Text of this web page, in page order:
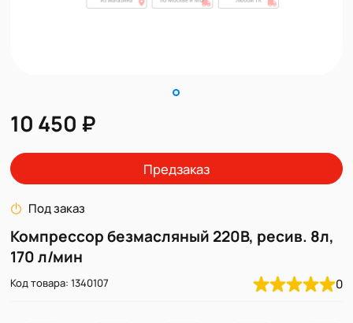
10 450 ₽
Предзаказ
Под заказ
Компрессор безмасляный 220В, ресив. 8л,
170 л/мин
Код товара: 1340107 0